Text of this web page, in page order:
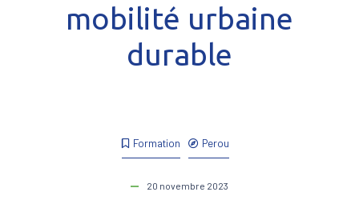
Formation Perou
20 novembre 2023
mobilité urbaine
durable